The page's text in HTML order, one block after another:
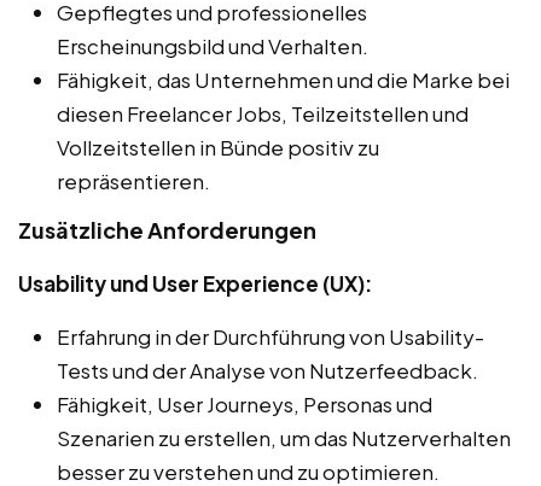
Gepflegtes und professionelles
Erscheinungsbild und Verhalten.
Fähigkeit, das Unternehmen und die Marke bei
diesen Freelancer Jobs, Teilzeitstellen und
Vollzeitstellen in Bünde positiv zu
repräsentieren.
Zusätzliche Anforderungen
Usability und User Experience (UX):
Erfahrung in der Durchführung von Usability-
Tests und der Analyse von Nutzerfeedback.
Fähigkeit, User Journeys, Personas und
Szenarien zu erstellen, um das Nutzerverhalten
besser zu verstehen und zu optimieren.